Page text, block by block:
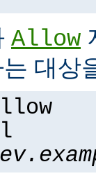
Allow
대상